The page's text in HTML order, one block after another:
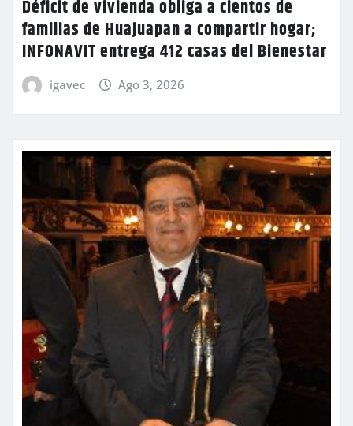
Déficit de vivienda obliga a cientos de
familias de Huajuapan a compartir hogar;
INFONAVIT entrega 412 casas del Bienestar
igavec Ago 3, 2026